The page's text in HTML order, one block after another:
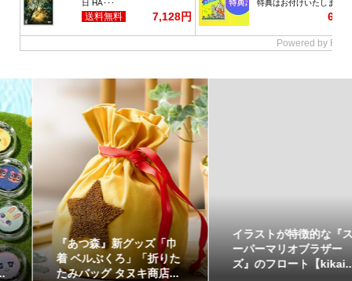
イラストが特徴的な『ス
ーパーマリオブラザー
ズ』のフロート【kikai...
原作再現がスゴい「ギャ
ラクシーコート」の細部
に注目！元ネタも合わ...